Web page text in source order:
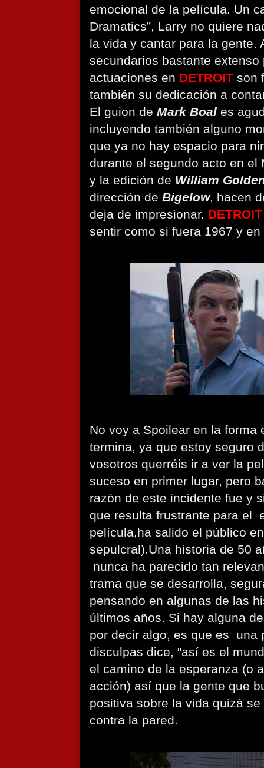
emocional de la película. Un
Dramatics”, Larry no quiere
la vida y cantar para la gente.
secundarios bastante
actuaciones en DETROIT son
también su dedicación a
El guion de Mark Boal es
incluyendo también alguno
que ya no hay espacio para
durante el segundo acto en
y la edición de William
dirección de Bigelow, hacen
deja de impresionar. DETROIT
sentir como si fuera 1967 y
No voy a Spoilear en la forma
termina, ya que estoy seguro
vosotros querréis ir a ver la
suceso en primer lugar, pero
razón de este incidente fue y
que resulta frustrante para el
película,ha salido el público
sepulcral).Una historia de 50
nunca ha parecido tan
trama que se desarrolla,
pensando en algunas de las
últimos años. Si hay alguna
por decir algo, es que es una
disculpas dice, "así es el
el camino de la esperanza (o
acción) así que la gente que
positiva sobre la vida quizá
contra la pared.